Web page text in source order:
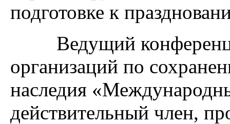
подготовке к
Ведущий
организаций по
наследия
действительный член,